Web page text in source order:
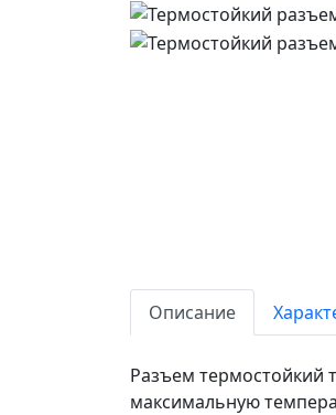
Описание
Разъем термостойкий
максимальную